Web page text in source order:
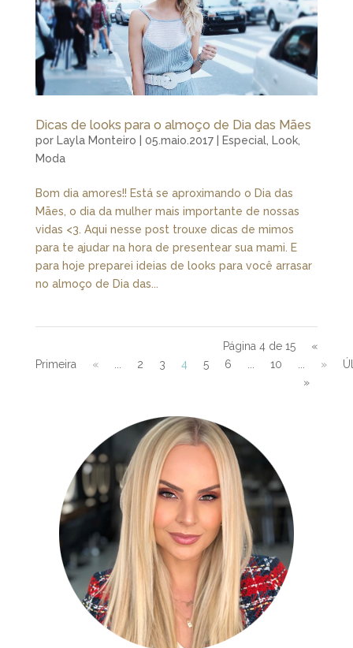
Dicas de looks para o almoço de Dia das Mães
por Layla Monteiro 05.maio.2017| Especial, Look,
Moda
Bom dia amores!! Está se aproximando o Dia das
Mães, o dia da mulher mais importante de nossas
vidas <3. Aqui nesse post trouxe dicas de mimos
para te ajudar na hora de presentear sua mami. E
para hoje preparei ideias de looks para você arrasar
no almoço de Dia das...
Página 4 de 15
«
Primeira
« ... 2 3 4 5 6 ... 10 ... »
»